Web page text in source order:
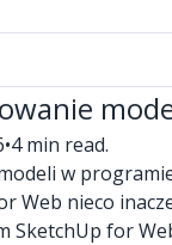
•4 min read.
w
Web nieco
SketchUp for